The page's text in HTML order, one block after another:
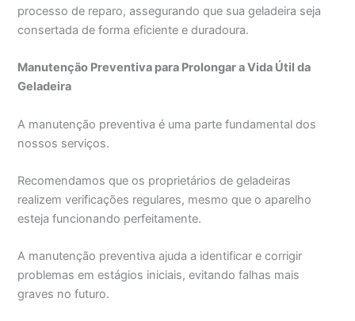
processo de reparo, assegurando que sua geladeira seja
consertada de forma eficiente e duradoura.
Manutenção Preventiva para Prolongar a Vida Útil da
Geladeira
A manutenção preventiva é uma parte fundamental dos
nossos serviços.
Recomendamos que os proprietários de geladeiras
realizem verificações regulares, mesmo que o aparelho
esteja funcionando perfeitamente.
A manutenção preventiva ajuda a identificar e corrigir
problemas em estágios iniciais, evitando falhas mais
graves no futuro.